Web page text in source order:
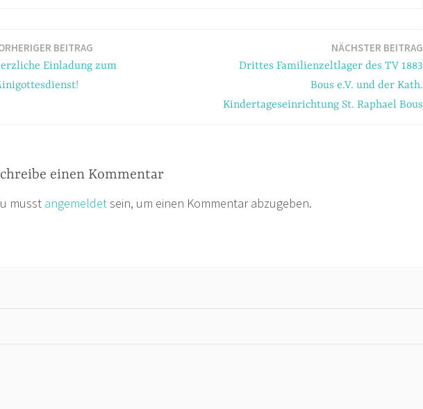
BEITRAG
Einladung zum
NÄCHSTER BEITRAG
Drittes Familienzeltlager des TV 1883
Bous e.V. und der Kath.
Kindertageseinrichtung St. Raphael Bous
einen Kommentar
musst angemeldetsein, um einen Kommentar abzugeben.